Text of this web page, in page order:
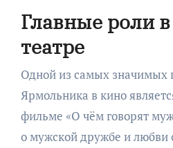
Главные роли
театре
Одной из самых значимых
Ярмольника в кино
фильме «О чём говорят
о мужской дружбе и любви